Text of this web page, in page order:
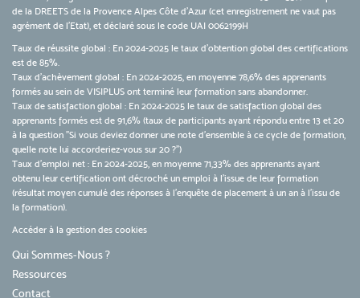
de la DREETS de la Provence Alpes Côte d’Azur (cet enregistrement ne vaut pas
agrément de l’Etat), et déclaré sous le code UAI 0062199H
Taux de réussite global : En 2024-2025 le taux d'obtention global des certifications
est de 85%.
Taux d’achèvement global : En 2024-2025, en moyenne 78,6% des apprenants
formés au sein de VISIPLUS ont terminé leur formation sans abandonner.
Taux de satisfaction global : En 2024-2025 le taux de satisfaction global des
apprenants formés est de 91,6% (taux de participants ayant répondu entre 13 et 20
à la question "Si vous deviez donner une note d’ensemble à ce cycle de formation,
quelle note lui accorderiez-vous sur 20 ?")
Taux d’emploi net : En 2024-2025, en moyenne 71,33% des apprenants ayant
obtenu leur certification ont décroché un emploi à l'issue de leur formation
(résultat moyen cumulé des réponses à l'enquête de placement à un an à l'issu de
la formation).
Accéder à la gestion des cookies
Qui Sommes-Nous ?
Ressources
Contact